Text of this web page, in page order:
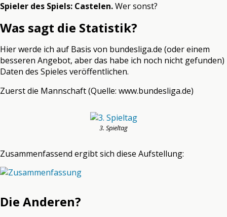
Spieler des Spiels: Castelen.Wer sonst?
Was sagt die Statistik?
Hier werde ich auf Basis von bundesliga.de (oder einem
besseren Angebot, aber das habe ich noch nicht gefunden)
Daten des Spieles veröffentlichen.
Zuerst die Mannschaft (Quelle: www.bundesliga.de)
3. Spieltag
Zusammenfassend ergibt sich diese Aufstellung:
Die Anderen?